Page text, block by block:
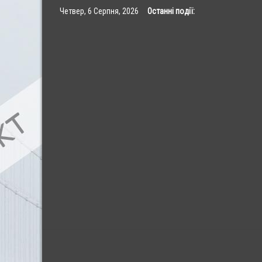
Четвер, 6 Серпня, 2026 Останні події: